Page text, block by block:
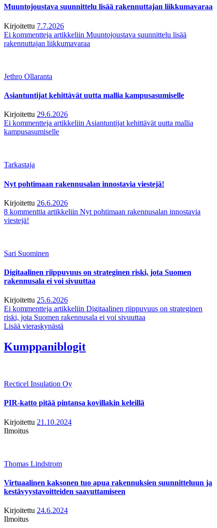
Muuntojoustava suunnittelu lisää rakennuttajan liikkumavaraa
Kirjoitettu 7.7.2026
Ei kommentteja artikkeliin Muuntojoustava suunnittelu lisää
rakennuttajan liikkumavaraa
Jethro Ollaranta
Asiantuntijat kehittävät uutta mallia kampusasumiselle
Kirjoitettu 29.6.2026
Ei kommentteja artikkeliin Asiantuntijat kehittävät uutta mallia
kampusasumiselle
Tarkastaja
Nyt pohtimaan rakennusalan innostavia viestejä!
Kirjoitettu 26.6.2026
8 kommenttia artikkeliin Nyt pohtimaan rakennusalan innostavia
viestejä!
Sari Suominen
Digitaalinen riippuvuus on strateginen riski, jota Suomen
rakennusala ei voi sivuuttaa
Kirjoitettu 25.6.2026
Ei kommentteja artikkeliin Digitaalinen riippuvuus on strateginen
riski, jota Suomen rakennusala ei voi sivuuttaa
Lisää vieraskynästä
Kumppaniblogit
Recticel Insulation Oy
PIR-katto pitää pintansa kovillakin keleillä
Kirjoitettu 21.10.2024
Ilmoitus
Thomas Lindstrom
Virtuaalinen kaksonen tuo apua rakennuksien suunnitteluun ja
kestävyystavoitteiden saavuttamiseen
Kirjoitettu 24.6.2024
Ilmoitus